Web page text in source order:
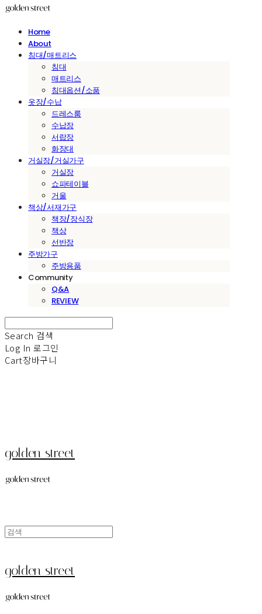
Home
About
침대/매트리스
침대
매트리스
침대옵션/소품
옷장/수납
드레스룸
수납장
서랍장
화장대
거실장/거실가구
거실장
쇼파테이블
거울
책상/서재가구
책장/장식장
책상
선반장
주방가구
주방용품
Community
Q&A
REVIEW
Search 검색
Log In 로그인
Cart장바구니
golden street
golden street